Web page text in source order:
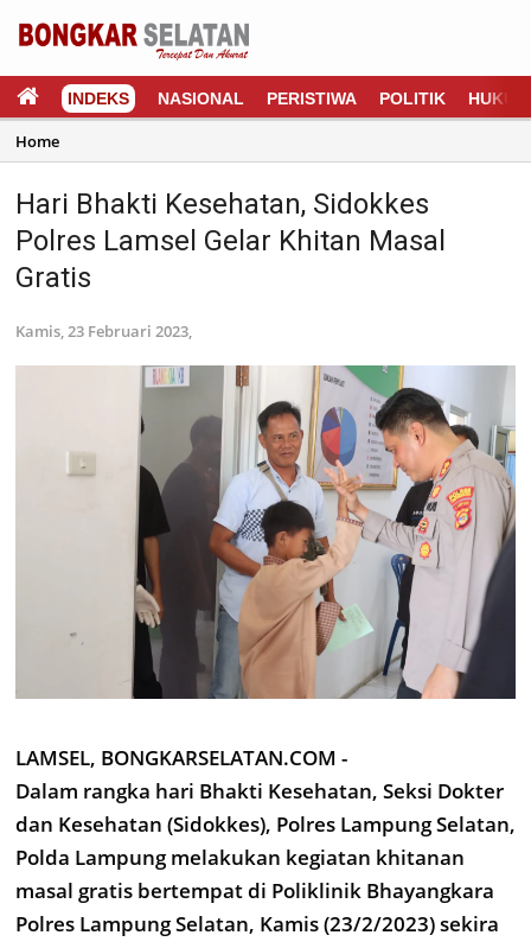
INDEKS NASIONAL PERISTIWA POLITIK HUKUM
Home
Hari Bhakti Kesehatan, Sidokkes
Polres Lamsel Gelar Khitan Masal
Gratis
Kamis, 23 Februari 2023,
LAMSEL, BONGKARSELATAN.COM -
Dalam rangka hari Bhakti Kesehatan, Seksi Dokter
dan Kesehatan (Sidokkes), Polres Lampung Selatan,
Polda Lampung melakukan kegiatan khitanan
masal gratis bertempat di Poliklinik Bhayangkara
Polres Lampung Selatan, Kamis (23/2/2023) sekira